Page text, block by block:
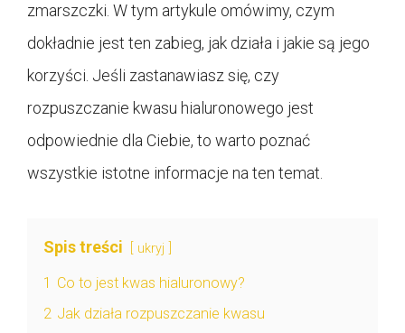
zmarszczki. W tym artykule omówimy, czym
dokładnie jest ten zabieg, jak działa i jakie są jego
korzyści. Jeśli zastanawiasz się, czy
rozpuszczanie kwasu hialuronowego jest
odpowiednie dla Ciebie, to warto poznać
wszystkie istotne informacje na ten temat.
Spis treści ukryj
1 Co to jest kwas hialuronowy?
2 Jak działa rozpuszczanie kwasu